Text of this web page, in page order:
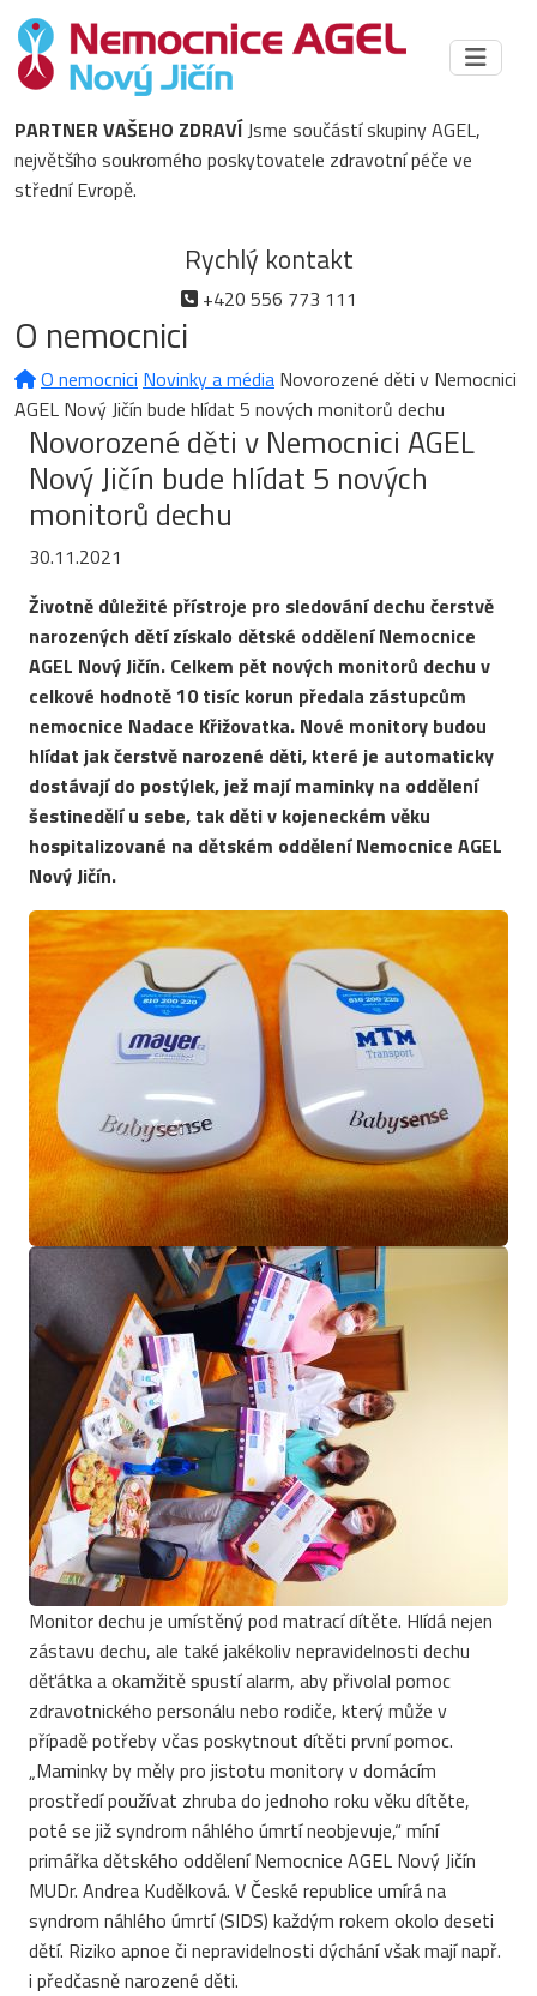
PARTNER VAŠEHO ZDRAVÍJsme součástí skupiny AGEL,
největšího soukromého poskytovatele zdravotní péče ve
střední Evropě.
Rychlý kontakt
+420 556 773 111
O nemocnici
O nemocnici Novinky a média Novorozené děti v Nemocnici
AGEL Nový Jičín bude hlídat 5 nových monitorů dechu
Novorozené děti v Nemocnici AGEL
Nový Jičín bude hlídat 5 nových
monitorů dechu
30.11.2021
Životně důležité přístroje pro sledování dechu čerstvě
narozených dětí získalo dětské oddělení Nemocnice
AGEL Nový Jičín. Celkem pět nových monitorů dechu v
celkové hodnotě 10 tisíc korun předala zástupcům
nemocnice Nadace Křižovatka. Nové monitory budou
hlídat jak čerstvě narozené děti, které je automaticky
dostávají do postýlek, jež mají maminky na oddělení
šestinedělí u sebe, tak děti v kojeneckém věku
hospitalizované na dětském oddělení Nemocnice AGEL
Nový Jičín.
Monitor dechu je umístěný pod matrací dítěte. Hlídá nejen
zástavu dechu, ale také jakékoliv nepravidelnosti dechu
děťátka a okamžitě spustí alarm, aby přivolal pomoc
zdravotnického personálu nebo rodiče, který může v
případě potřeby včas poskytnout dítěti první pomoc.
„Maminky by měly pro jistotu monitory v domácím
prostředí používat zhruba do jednoho roku věku dítěte,
poté se již syndrom náhlého úmrtí neobjevuje,“ míní
primářka dětského oddělení Nemocnice AGEL Nový Jičín
MUDr. Andrea Kudělková. V České republice umírá na
syndrom náhlého úmrtí (SIDS) každým rokem okolo deseti
dětí. Riziko apnoe či nepravidelnosti dýchání však mají např.
i předčasně narozené děti.